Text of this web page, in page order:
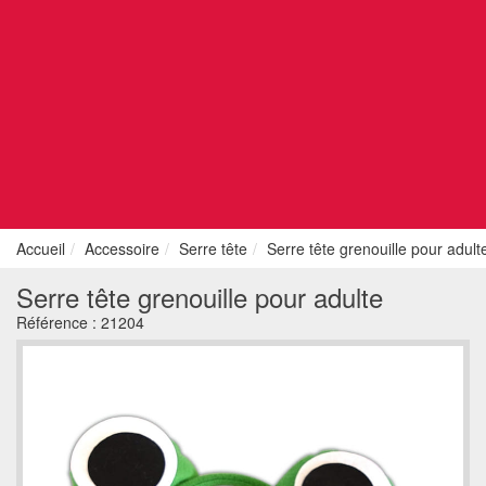
Accueil Accessoire Serre tête Serre tête grenouille pour
Serre tête grenouille pour adulte
Référence : 21204